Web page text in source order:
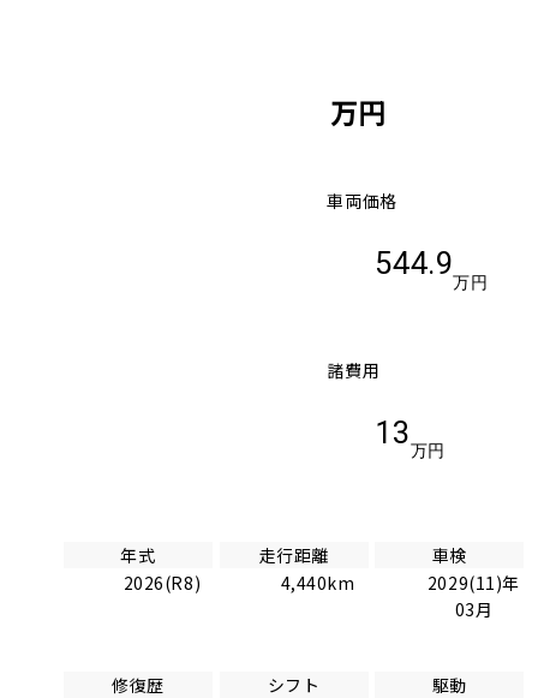
万円
車両価格
544.9
万円
諸費用
13
万円
年式
2026(R8)
走行距離
4,440km
車検
2029(11)年
03月
修復歴
シフト
駆動